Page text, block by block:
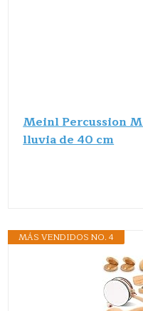
Meinl Percussion
lluvia de 40 cm
MÁS VENDIDOS NO. 4